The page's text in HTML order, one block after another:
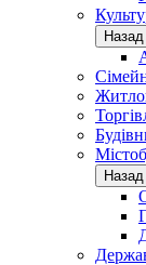
Назад
Назад